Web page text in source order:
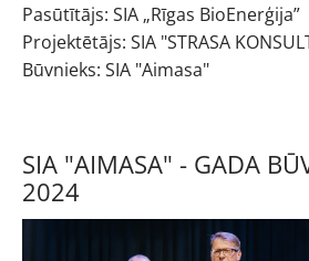
Pasūtītājs: SIA „Rīgas BioEnerģija”
Projektētājs: SIA "STRASA
Būvnieks: SIA "Aimasa"
SIA "AIMASA" - GADA
2024